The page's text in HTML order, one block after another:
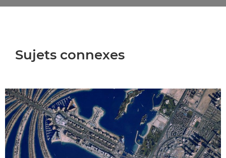
Sujets connexes